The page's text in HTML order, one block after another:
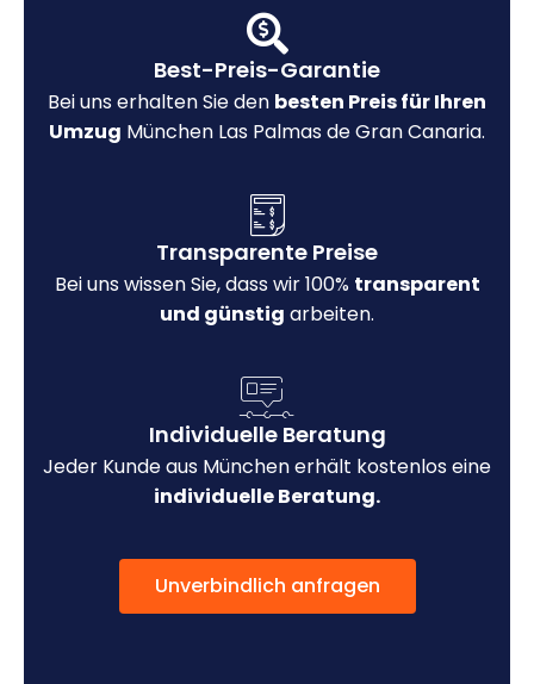
Best-Preis-Garantie
Bei uns erhalten Sie den besten Preis für Ihren
Umzug München Las Palmas de Gran Canaria.
Transparente Preise
Bei uns wissen Sie, dass wir 100% transparent
und günstig arbeiten.
Individuelle Beratung
Jeder Kunde aus München erhält kostenlos eine
individuelle Beratung.
Unverbindlich anfragen